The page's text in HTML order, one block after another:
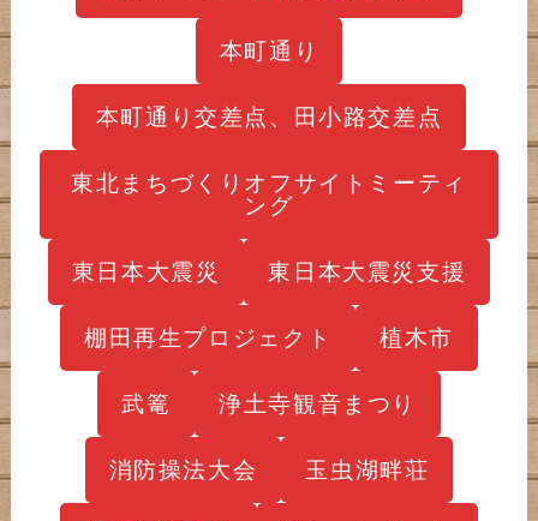
本町通り
本町通り交差点、田小路交差点
東北まちづくりオフサイトミーティ
ング
東日本大震災 東日本大震災支援
棚田再生プロジェクト 植木市
武篭 浄土寺観音まつり
消防操法大会 玉虫湖畔荘